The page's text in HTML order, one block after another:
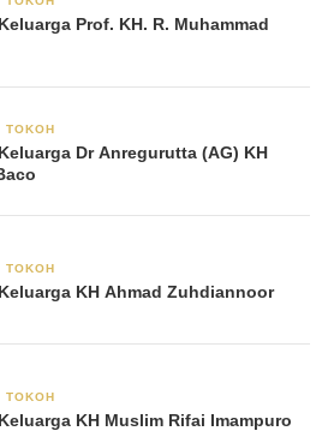
Prof. KH. R. Muhammad
TOKOH
Dr Anregurutta (AG) KH
TOKOH
KH Ahmad Zuhdiannoor
TOKOH
KH Muslim Rifai Imampuro